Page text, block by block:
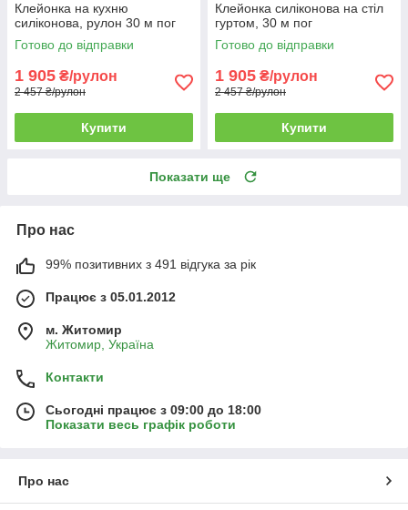
Клейонка на кухню
силіконова, рулон 30 м пог
Готово до відправки
1 905 ₴/рулон
2 457 ₴/рулон
Купити
Клейонка силіконова на стіл
гуртом, 30 м пог
Готово до відправки
1 905 ₴/рулон
2 457 ₴/рулон
Купити
Показати ще
Про нас
99% позитивних з 491 відгука за рік
Працює з 05.01.2012
м. Житомир
Житомир, Україна
Контакти
Сьогодні працює з 09:00 до 18:00
Показати весь графік роботи
Про нас